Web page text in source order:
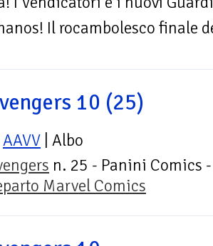
Il rocambolesco finale
10 (25)
AAVV | Albo
n. 25 - Panini Comics -
Marvel Comics